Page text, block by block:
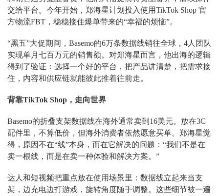
交给平台。今年开始，郑海星计划投入使用TikTok Shop 官
方物流FBT，稳稳接住爆单带来的“幸福的烦恼”。
“黑五”大促期间，Basemo的6万条数据线销往全球，4人团队
实现单月七百万元的销售额。对郑海星而言，他出海的逻辑
得到了验证：选择一个好的平台，把产品讲清楚，把需求接
住，内容和供应链就能彼此推着往前走。
背靠TikTok Shop，走向世界
Basemo的折叠支架数据线在海外通常卖到16美元。放在3C
配件里，不算低价，但海外消费者依然愿意买单。郑海星觉
得，原因不在“线”本身，而在它解决的问题：“我们不是在
卖一根线，而是在卖一种体验和解决方案。”
达人和短视频把重点放在使用场景里：数据线立起来当支
架，边充电边打游戏，旋转角度随手调整。这些细节被一遍